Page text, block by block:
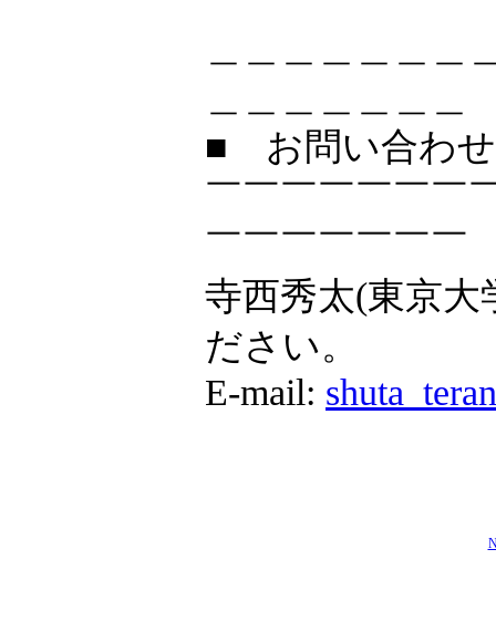
■ お問い合わ
￣￣￣￣￣￣￣
￣￣￣￣￣￣￣
寺西秀太(東京
ださい。
E-mail: